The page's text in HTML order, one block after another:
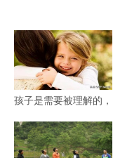
孩子是需要被理解的，